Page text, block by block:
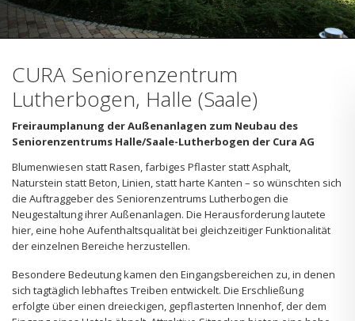
CURA Seniorenzentrum
Lutherbogen, Halle (Saale)
Freiraumplanung der Außenanlagen zum Neubau des
Seniorenzentrums Halle/Saale-Lutherbogen der Cura AG
Blumenwiesen statt Rasen, farbiges Pflaster statt Asphalt,
Naturstein statt Beton, Linien, statt harte Kanten – so wünschten sich
die Auftraggeber des Seniorenzentrums Lutherbogen die
Neugestaltung ihrer Außenanlagen. Die Herausforderung lautete
hier, eine hohe Aufenthaltsqualität bei gleichzeitiger Funktionalität
der einzelnen Bereiche herzustellen.
Besondere Bedeutung kamen den Eingangsbereichen zu, in denen
sich tagtäglich lebhaftes Treiben entwickelt. Die Erschließung
erfolgte über einen dreieckigen, gepflasterten Innenhof, der dem